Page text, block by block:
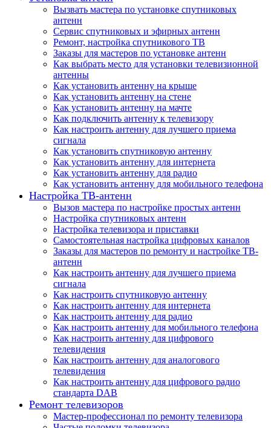
Вызвать мастера по установке спутниковых
антенн
Сервис спутниковых и эфирных антенн
Ремонт, настройка спутникового ТВ
Заказы для мастеров по установке антенн
Как выбрать место для установки телевизионной
антенны
Как установить антенну на крыше
Как установить антенну на стене
Как установить антенну на мачте
Как подключить антенну к телевизору
Как настроить антенну для лучшего приема
сигнала
Как установить спутниковую антенну
Как установить антенну для интернета
Как установить антенну для радио
Как установить антенну для мобильного телефона
Настройка ТВ-антенн
Вызов мастера по настройке простых антенн
Настройка спутниковых антенн
Настройка телевизора и приставки
Самостоятельная настройка цифровых каналов
Заказы для мастеров по ремонту и настройке ТВ-
антенн
Как настроить антенну для лучшего приема
сигнала
Как настроить спутниковую антенну
Как настроить антенну для интернета
Как настроить антенну для радио
Как настроить антенну для мобильного телефона
Как настроить антенну для цифрового
телевидения
Как настроить антенну для аналогового
телевидения
Как настроить антенну для цифрового радио
стандарта DAB
Ремонт телевизоров
Мастер-профессионал по ремонту телевизора